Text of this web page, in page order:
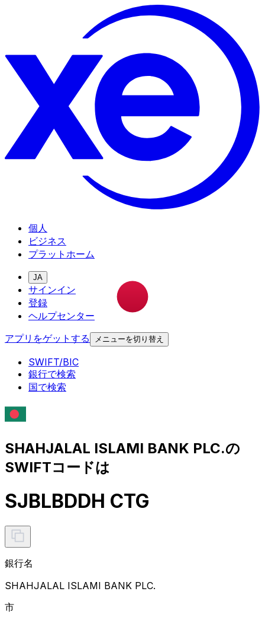
個人
ビジネス
プラットホーム
JA
サインイン
登録
ヘルプセンター
アプリをゲットする
メニューを切り替え
SWIFT/BIC
銀行で検索
国で検索
SHAHJALAL ISLAMI BANK PLC.の
SWIFTコードは
SJBLBDDH CTG
銀行名
SHAHJALAL ISLAMI BANK PLC.
市